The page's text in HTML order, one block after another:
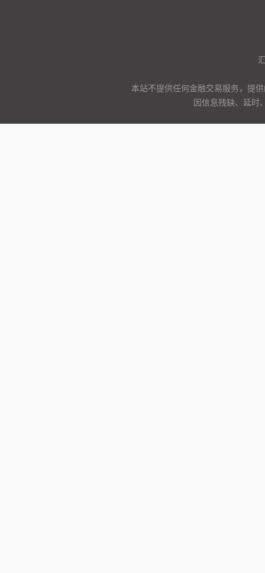
本站不提供任何金融交易服务，提
因信息残缺、延时